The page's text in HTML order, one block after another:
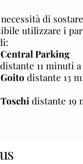
necessità di
utilizzare i
Parking
distante 11 minuti
distante 13
distante 19